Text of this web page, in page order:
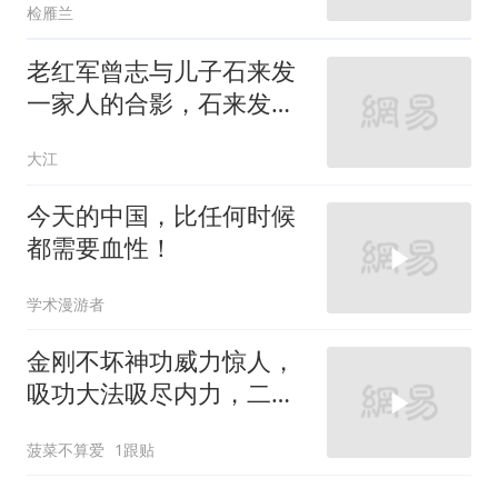
检雁兰
老红军曾志与儿子石来发
一家人的合影，石来发一
大江
今天的中国，比任何时候
都需要血性！
学术漫游者
金刚不坏神功威力惊人，
吸功大法吸尽内力，二者
菠菜不算爱 1跟贴